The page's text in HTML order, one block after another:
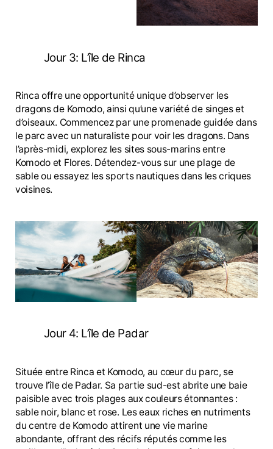
Jour 3: L’île de Rinca
Rinca offre une opportunité unique d’observer les
dragons de Komodo, ainsi qu’une variété de singes et
d’oiseaux. Commencez par une promenade guidée dans
le parc avec un naturaliste pour voir les dragons. Dans
l’après-midi, explorez les sites sous-marins entre
Komodo et Flores. Détendez-vous sur une plage de
sable ou essayez les sports nautiques dans les criques
voisines.
Jour 4: L’île de Padar
Située entre Rinca et Komodo, au cœur du parc, se
trouve l’île de Padar. Sa partie sud-est abrite une baie
paisible avec trois plages aux couleurs étonnantes :
sable noir, blanc et rose. Les eaux riches en nutriments
du centre de Komodo attirent une vie marine
abondante, offrant des récifs réputés comme les